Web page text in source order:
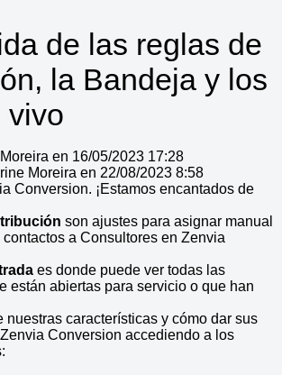
de las reglas de
la Bandeja y los
vivo
en 16/05/2023 17:28
Moreira en 22/08/2023 8:58
Conversion. ¡Estamos encantados de
son ajustes para asignar manual
a Consultores en Zenvia
es donde puede ver todas las
están abiertas para servicio o que han
nuestras características y cómo dar sus
Conversion accediendo a los